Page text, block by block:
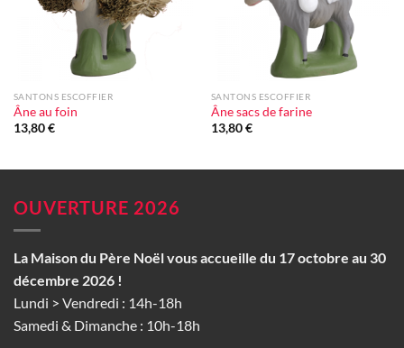
SANTONS ESCOFFIER
Âne au foin
13,80€
SANTONS ESCOFFIER
Âne sacs de farine
13,80€
OUVERTURE 2026
La Maison du Père Noël vous accueille du 17 octobre au 30
décembre 2026 !
Lundi > Vendredi : 14h-18h
Samedi & Dimanche : 10h-18h